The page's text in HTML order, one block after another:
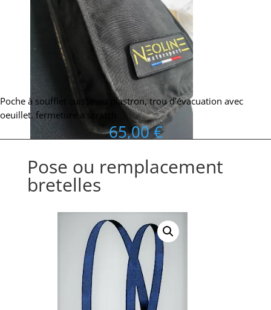
Poche à soufflet cuisse ou plastron, trou d’évacuation avec
oeuillet. fermeture a scratch.
65,00€
Pose ou remplacement
bretelles